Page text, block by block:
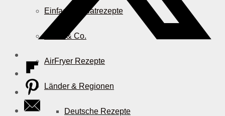
Einfache Salatrezepte
Pizza & Co.
AirFryer Rezepte
Länder & Regionen
Deutsche Rezepte